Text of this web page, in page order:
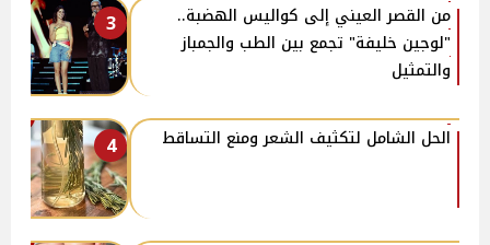
3
من القصر العيني إلى كواليس الهضبة..
"لوجين خليفة" تجمع بين الطب والجمباز
والتمثيل
4 الحل الشامل لتكثيف الشعر ومنع التساقط